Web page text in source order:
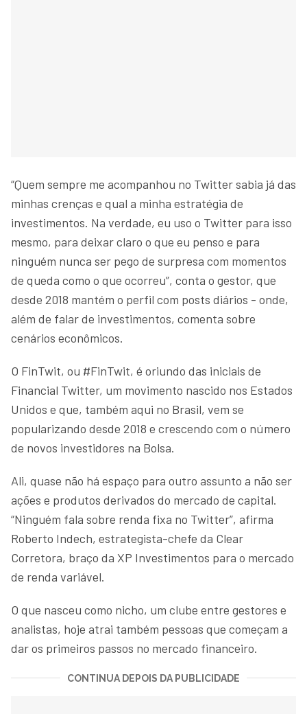
“Quem sempre me acompanhou no Twitter sabia já das
minhas crenças e qual a minha estratégia de
investimentos. Na verdade, eu uso o Twitter para isso
mesmo, para deixar claro o que eu penso e para
ninguém nunca ser pego de surpresa com momentos
de queda como o que ocorreu”, conta o gestor, que
desde 2018 mantém o perfil com posts diários - onde,
além de falar de investimentos, comenta sobre
cenários econômicos.
O FinTwit, ou #FinTwit, é oriundo das iniciais de
Financial Twitter, um movimento nascido nos Estados
Unidos e que, também aqui no Brasil, vem se
popularizando desde 2018 e crescendo com o número
de novos investidores na Bolsa.
Ali, quase não há espaço para outro assunto a não ser
ações e produtos derivados do mercado de capital.
“Ninguém fala sobre renda fixa no Twitter”, afirma
Roberto Indech, estrategista-chefe da Clear
Corretora, braço da XP Investimentos para o mercado
de renda variável.
O que nasceu como nicho, um clube entre gestores e
analistas, hoje atrai também pessoas que começam a
dar os primeiros passos no mercado financeiro.
CONTINUA DEPOIS DA PUBLICIDADE